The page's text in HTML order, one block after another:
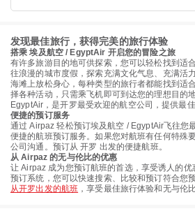
发现最佳旅行，获得完美的旅行体验
搭乘 埃及航空 / EgyptAir 开启您的冒险之旅
有许多旅游目的地可供探索，您可以轻松找到适
往浪漫的城市度假，探索充满文化气息、充满活
海滩上放松身心，每种类型的旅行者都能找到适
择各种活动，只需乘飞机即可到达您的理想目的
EgyptAir，是开罗最受欢迎的航空公司，提供最佳
便捷的预订服务
通过 Airpaz 轻松预订埃及航空 / EgyptAir飞往您
便捷的航班预订服务。如果您对航班有任何特殊
公司沟通。预订从 开罗 出发的便捷航班。
从 Airpaz 的无与伦比的优惠
让 Airpaz 成为您预订航班的首选，享受诱人的
预订系统，您可以快速搜索、比较和预订符合您
从开罗出发的航班 ，享受最佳旅行体验和无与伦